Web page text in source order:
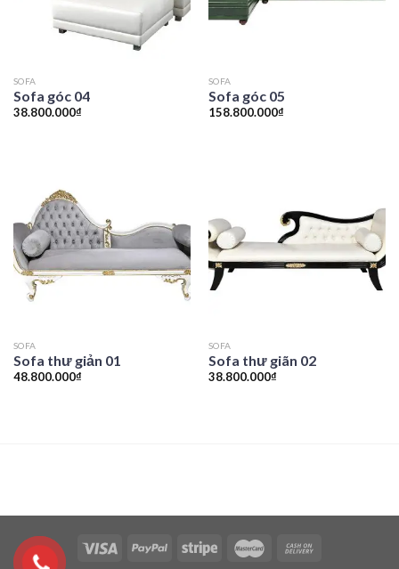
SOFA
Sofa góc 04
38.800.000₫
SOFA
Sofa góc 05
158.800.000₫
SOFA
Sofa thư giản 01
48.800.000₫
SOFA
Sofa thư giãn 02
38.800.000₫